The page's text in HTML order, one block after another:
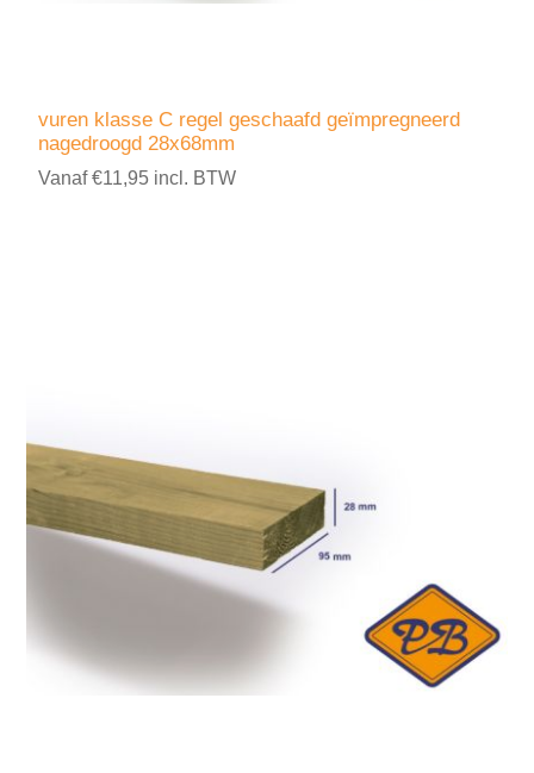
vuren klasse C regel geschaafd geïmpregneerd
nagedroogd 28x68mm
Vanaf €11,95 incl. BTW